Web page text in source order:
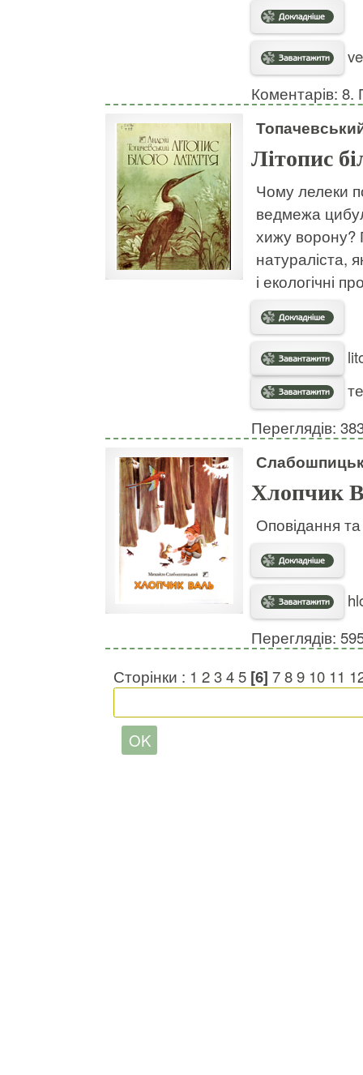
Коментарів: 8.
Літопис
Чому лелеки
ведмежа
хижу ворону?
натураліста,
і екологічні
Переглядів:
Хлопчик
Оповідання
Переглядів:
Сторінки : 1 2345 [6] 789 10 11